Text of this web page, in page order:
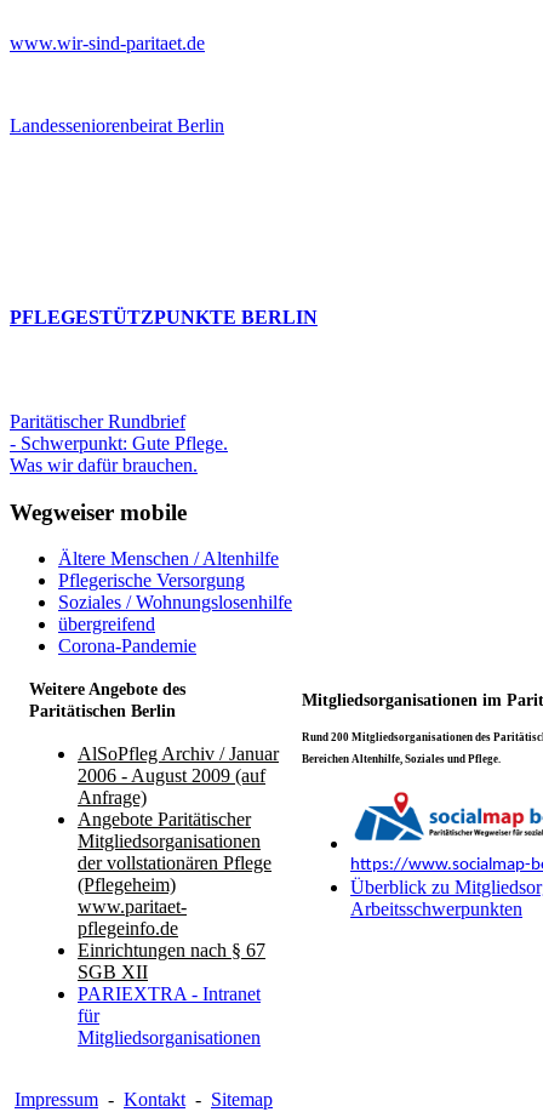
www.wir-sind-paritaet.de
Landesseniorenbeirat Berlin
PFLEGESTÜTZPUNKTE BERLIN
Paritätischer Rundbrief
- Schwerpunkt: Gute Pflege.
Was wir dafür brauchen.
Wegweiser mobile
Ältere Menschen / Altenhilfe
Pflegerische Versorgung
Soziales / Wohnungslosenhilfe
übergreifend
Corona-Pandemie
Weitere Angebote des
Paritätischen Berlin
Mitgliedsorganisationen im
AlSoPfleg Archiv / Januar
2006 - August 2009 (auf
Anfrage)
Angebote Paritätischer
Mitgliedsorganisationen
der vollstationären Pflege
(Pflegeheim)
www.paritaet-
pflegeinfo.de
Einrichtungen nach § 67
SGB XII
PARIEXTRA - Intranet
für
Mitgliedsorganisationen
Rund 200 Mitgliedsorganisationen des
Bereichen Altenhilfe, Soziales und Pflege.
https://www.socialmap-
Überblick zu
Arbeitsschwerpunkten
Impressum - Kontakt - Sitemap